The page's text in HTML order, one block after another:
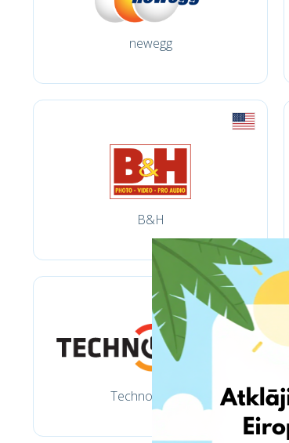
newegg
B&H
Technorama.lt